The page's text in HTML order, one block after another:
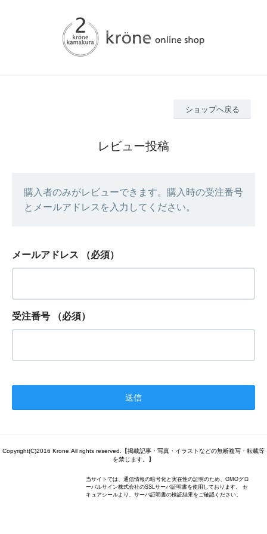
ショップへ戻る
レビュー投稿
購入者のみがレビューできます。購入時の受注番号
とメールアドレスを入力してください。
メールアドレス （必須）
受注番号 （必須）
Copyright(C)2016 Krone.All rights reserved.【掲載記事・写真・イラストなどの無断複写・転載等
を禁じます。】
当サイトでは、通信情報の暗号化と実在性の証明のため、GMOグロ
ーバルサイン株式会社のSSLサーバ証明書を使用しております。 セ
キュアシールより、サーバ証明書の検証結果をご確認ください。